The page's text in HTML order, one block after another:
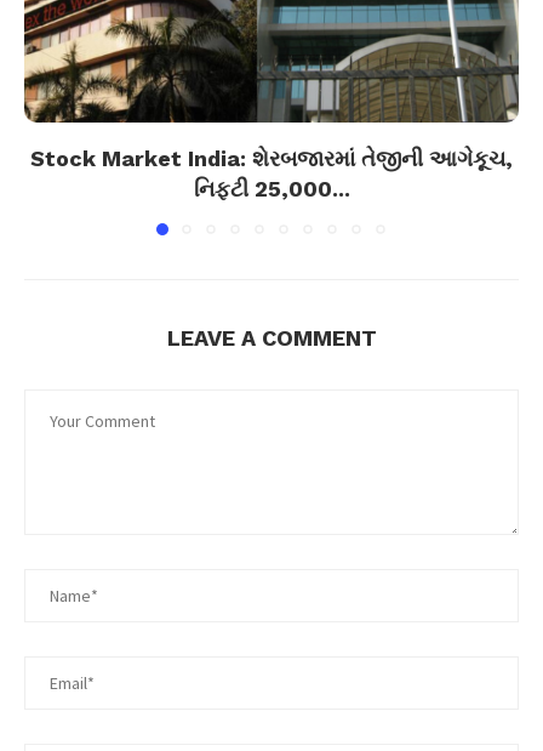
Stock Market India: શેરબજારમાં તેજીની આગેકૂચ,
નિફ્ટી 25,000...
LEAVE A COMMENT